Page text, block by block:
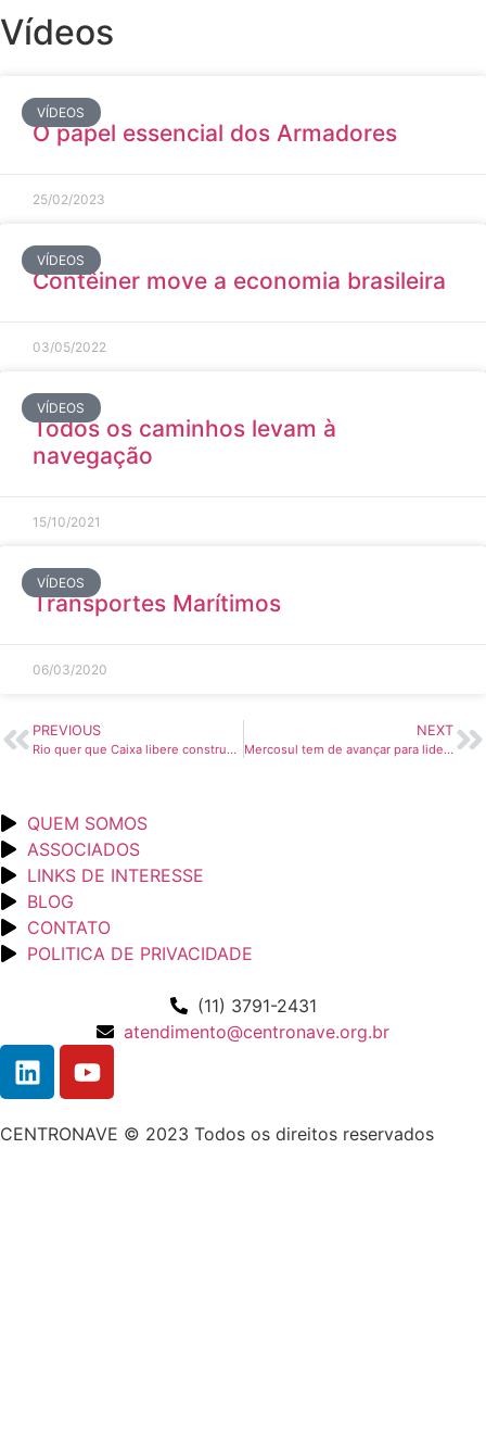
Vídeos
VÍDEOS
O papel essencial dos Armadores
25/02/2023
VÍDEOS
Contêiner move a economia brasileira
03/05/2022
VÍDEOS
Todos os caminhos levam à
navegação
15/10/2021
VÍDEOS
Transportes Marítimos
06/03/2020
PREVIOUS
Rio quer que Caixa libere construções no porto – Folha de S. Paulo
NEXT
Mercosul tem de avançar para liderar alta da oferta de alimentos – Agência Estado
QUEM SOMOS
ASSOCIADOS
LINKS DE INTERESSE
BLOG
CONTATO
POLITICA DE PRIVACIDADE
(11) 3791-2431
atendimento@centronave.org.br
CENTRONAVE © 2023 Todos os direitos reservados